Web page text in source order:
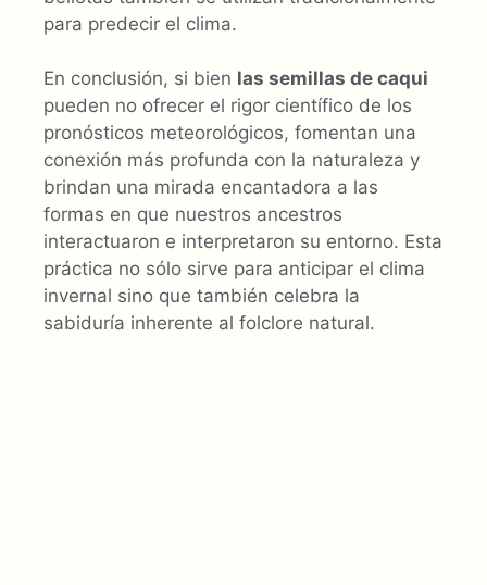
para predecir el clima.
En conclusión, si bien las semillas de caqui
pueden no ofrecer el rigor científico de los
pronósticos meteorológicos, fomentan una
conexión más profunda con la naturaleza y
brindan una mirada encantadora a las
formas en que nuestros ancestros
interactuaron e interpretaron su entorno. Esta
práctica no sólo sirve para anticipar el clima
invernal sino que también celebra la
sabiduría inherente al folclore natural.